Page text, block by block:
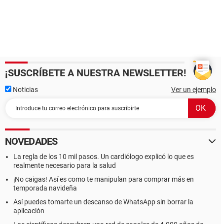
¡SUSCRÍBETE A NUESTRA NEWSLETTER!
Noticias Ver un ejemplo
NOVEDADES
La regla de los 10 mil pasos. Un cardiólogo explicó lo que es
realmente necesario para la salud
¡No caigas! Así es como te manipulan para comprar más en
temporada navideña
Así puedes tomarte un descanso de WhatsApp sin borrar la
aplicación